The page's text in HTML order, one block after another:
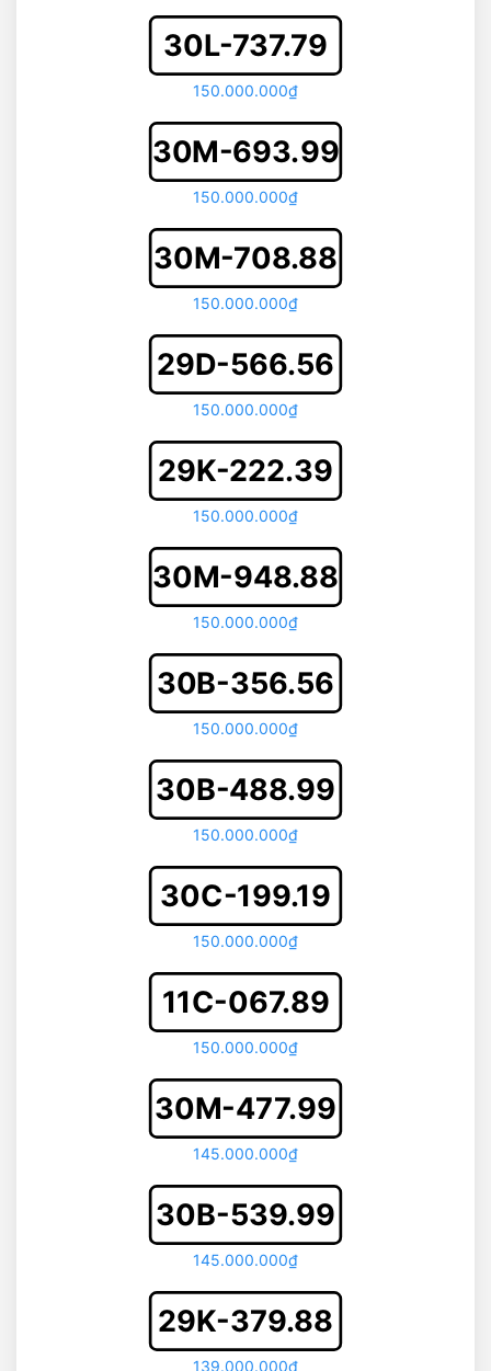
30L-737.79
150.000.000₫
30M-693.99
150.000.000₫
30M-708.88
150.000.000₫
29D-566.56
150.000.000₫
29K-222.39
150.000.000₫
30M-948.88
150.000.000₫
30B-356.56
150.000.000₫
30B-488.99
150.000.000₫
30C-199.19
150.000.000₫
11C-067.89
150.000.000₫
30M-477.99
145.000.000₫
30B-539.99
145.000.000₫
29K-379.88
139.000.000₫